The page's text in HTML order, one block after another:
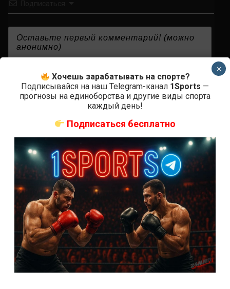
СВЕЖИЕ ЗАПИСИ
ACA 200 прямая трансляция
Марафон боев UFC 325 прямая трансляция
UFC 324 прямая трансляция
Хочешь зарабатывать на спорте?
Подписывайся на наш Telegram-канал 1Sports —
прогнозы на единоборства и другие виды спорта
каждый день!
Подписаться бесплатно
×